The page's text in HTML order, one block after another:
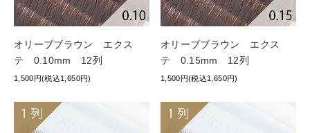
オリーブブラウン エクス
テ 0.10mm 12列
1,500円(税込1,650円)
オリーブブラウン エクス
テ 0.15mm 12列
1,500円(税込1,650円)